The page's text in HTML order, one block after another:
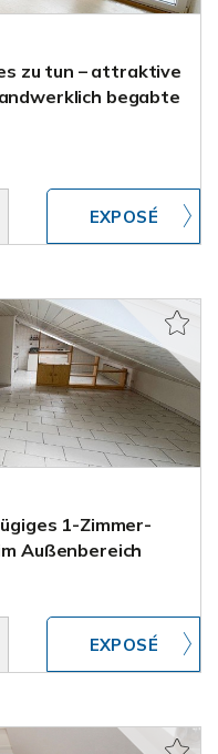
zu tun – attraktive
begabte
1-Zimmer-
Außenbereich